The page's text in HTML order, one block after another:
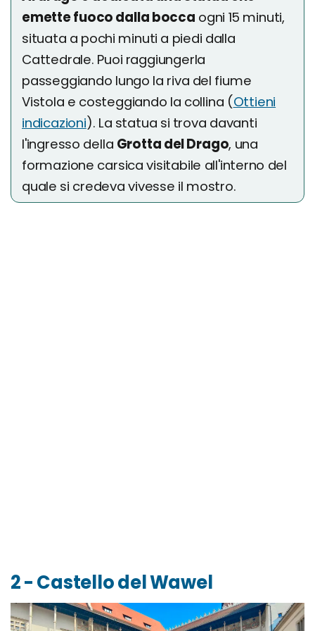
emette fuoco dalla bocca ogni 15 minuti,
situata a pochi minuti a piedi dalla
Cattedrale. Puoi raggiungerla
passeggiando lungo la riva del fiume
Vistola e costeggiando la collina (Ottieni
indicazioni). La statua si trova davanti
l'ingresso della Grotta del Drago, una
formazione carsica visitabile all'interno del
quale si credeva vivesse il mostro.
2 - Castello del Wawel